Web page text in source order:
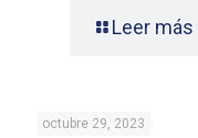
Leer más
octubre 29, 2023